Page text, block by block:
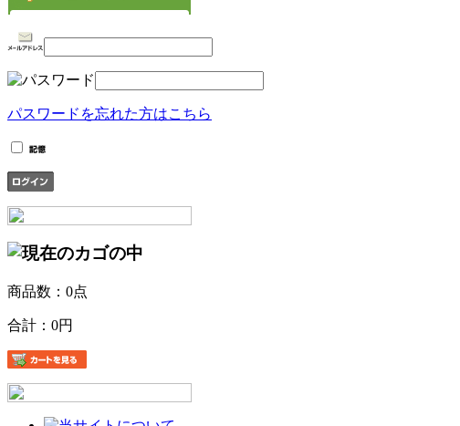
パスワードを忘れた方はこちら
商品数：0点
合計： 0円